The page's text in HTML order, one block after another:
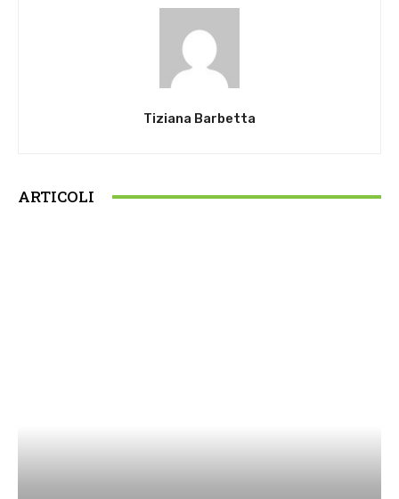
Tiziana Barbetta
ARTICOLI